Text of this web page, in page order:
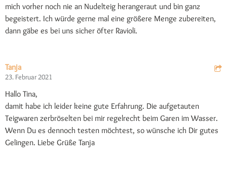
mich vorher noch nie an Nudelteig herangeraut und bin ganz
begeistert. Ich würde gerne mal eine größere Menge zubereiten,
dann gäbe es bei uns sicher öfter Ravioli.
Tanja
23. Februar 2021
Hallo Tina,
damit habe ich leider keine gute Erfahrung. Die aufgetauten
Teigwaren zerbröselten bei mir regelrecht beim Garen im Wasser.
Wenn Du es dennoch testen möchtest, so wünsche ich Dir gutes
Gelingen. Liebe Grüße Tanja